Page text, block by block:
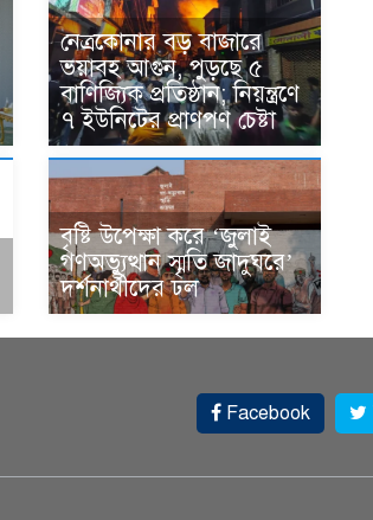
নেত্রকোনার বড় বাজারে
ভয়াবহ আগুন, পুড়ছে ৫
বাণিজ্যিক প্রতিষ্ঠান; নিয়ন্ত্রণে
৭ ইউনিটের প্রাণপণ চেষ্টা
বৃষ্টি উপেক্ষা করে ‘জুলাই
গণঅভ্যুত্থান স্মৃতি জাদুঘরে’
দর্শনার্থীদের ঢল
Facebook